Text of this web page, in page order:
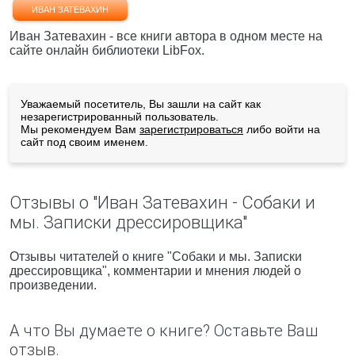
ИВАН ЗАТЕВАХИН
Иван Затевахин - все книги автора в одном месте на
сайте онлайн библиотеки LibFox.
Уважаемый посетитель, Вы зашли на сайт как
незарегистрированный пользователь.
Мы рекомендуем Вам зарегистрироваться либо войти на
сайт под своим именем.
Отзывы о "Иван Затевахин - Собаки и
мы. Записки дрессировщика"
Отзывы читателей о книге "Собаки и мы. Записки
дрессировщика", комментарии и мнения людей о
произведении.
А что Вы думаете о книге? Оставьте Ваш
отзыв.